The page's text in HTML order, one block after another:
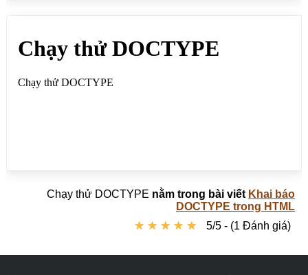
Chạy thử DOCTYPE nằm trong bài viết Khai báo
DOCTYPE trong HTML
★ ★ ★ ★ ★
★ ★ ★ ★ ★ 5/5 - (1 Đánh giá)